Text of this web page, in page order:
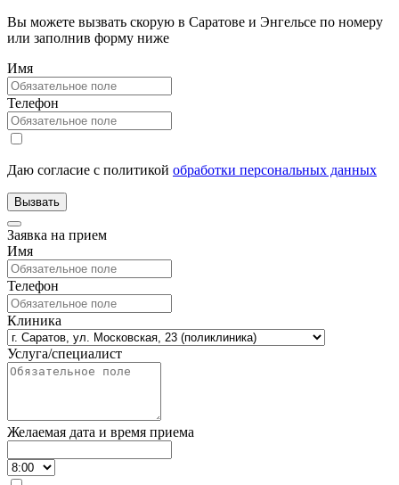
Вы можете вызвать скорую в Саратове и Энгельсе по номеру
или заполнив форму ниже
Имя
Телефон
Даю согласие с политикой обработки персональных данных
Заявка на прием
Имя
Телефон
Клиника
Услуга/специалист
Желаемая дата и время приема